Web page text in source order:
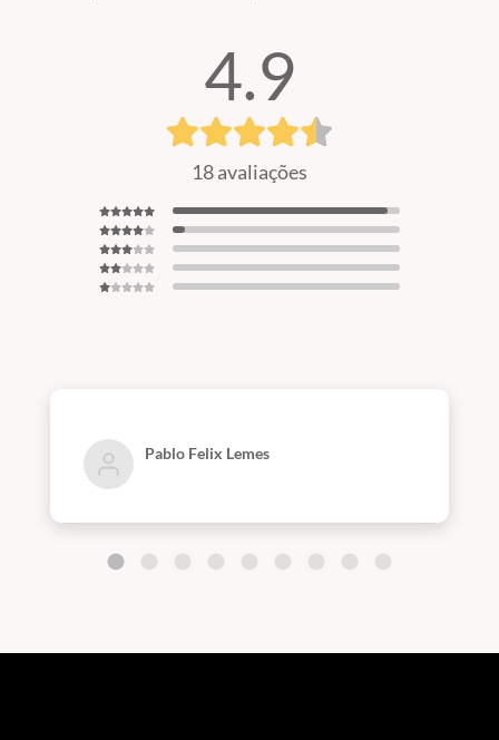
4.9
18 avaliações
Pablo Felix Lemes